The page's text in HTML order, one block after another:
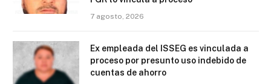
7 agosto, 2026
Ex empleada del ISSEG es vinculada a
proceso por presunto uso indebido de
cuentas de ahorro